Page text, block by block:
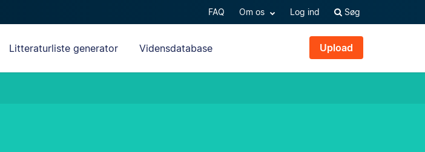
FAQ Om os Log ind Søg
Litteraturliste generator Vidensdatabase Upload